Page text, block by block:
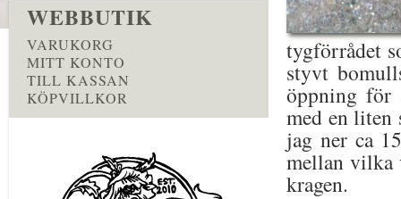
tygförrådet
styvt
öppning för
med en liten
jag ner ca
mellan vilka
kragen.
WEBBUTIK
VARUKORG
MITT KONTO
TILL KASSAN
KÖPVILLKOR